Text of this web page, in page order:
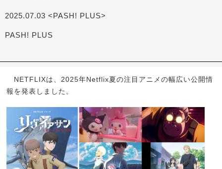
2025.07.03 <PASH! PLUS>
PASH! PLUS
NETFLIXは、2025年Netflix夏の注目アニメの幅広い公開情
報を発表しました。